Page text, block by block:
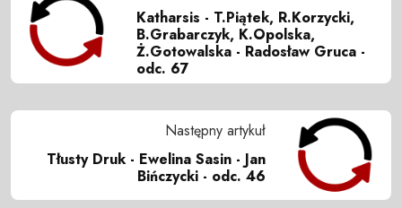
Katharsis - T.Piątek, R.Korzycki,
B.Grabarczyk, K.Opolska,
Ż.Gotowalska - Radosław Gruca -
odc. 67
Następny artykuł
Tłusty Druk - Ewelina Sasin - Jan
Bińczycki - odc. 46